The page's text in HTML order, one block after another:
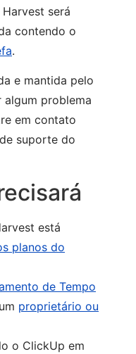
será
contendo o
.
e mantida pelo
algum problema
em contato
suporte do
está
planos do
de Tempo
proprietário ou
o ClickUp em